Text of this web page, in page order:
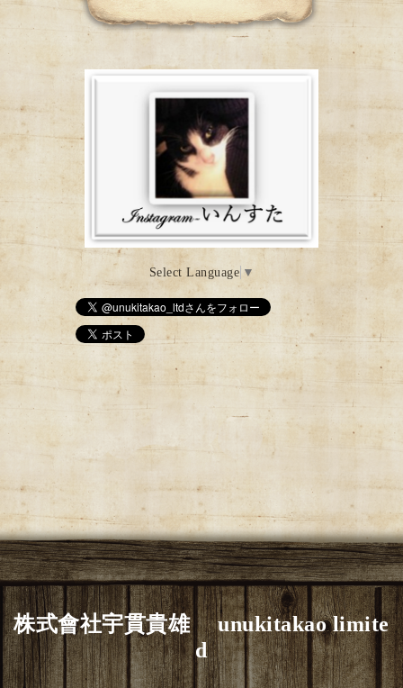
Select Language ▼
株式會社宇貫貴雄 unukitakao limite
d